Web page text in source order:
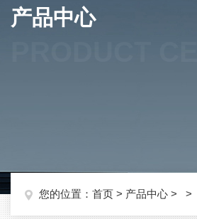
产品中心
您的位置： 首页 > 产品中心 > >